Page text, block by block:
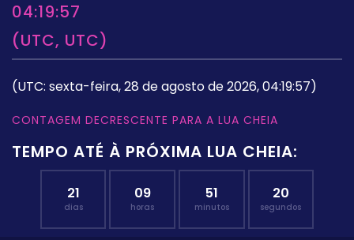
04:19:57
(UTC, UTC)
(UTC: sexta-feira, 28 de agosto de 2026, 04:19:57)
CONTAGEM DECRESCENTE PARA A LUA CHEIA
TEMPO ATÉ À PRÓXIMA LUA CHEIA:
21
dias
09
horas
51
minutos
19
segundos